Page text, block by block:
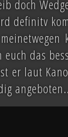
und
doch
definitv
euch das
er laut